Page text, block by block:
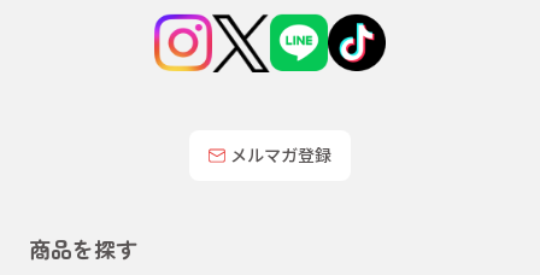
メルマガ登録
商品を探す